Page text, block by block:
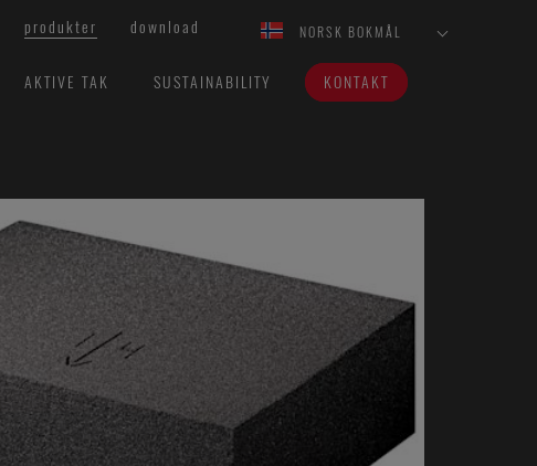
produkter download NORSK BOKMÅL
AKTIVE TAK SUSTAINABILITY KONTAKT